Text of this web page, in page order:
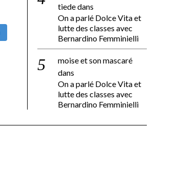
tiededans
On a parlé Dolce Vita et
lutte des classes avec
Bernardino Femminielli
moise et son mascaré
dans
On a parlé Dolce Vita et
lutte des classes avec
Bernardino Femminielli